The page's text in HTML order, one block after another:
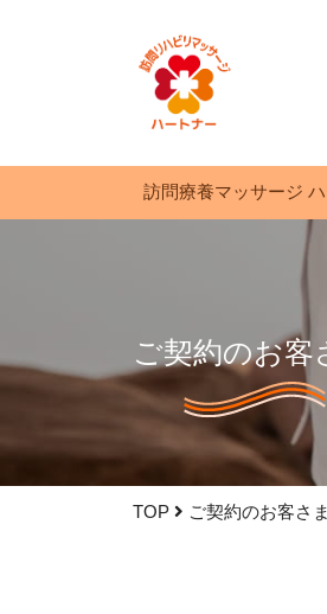
訪問療養マッサージ
ご契約のお客
TOP ご契約のお客さま